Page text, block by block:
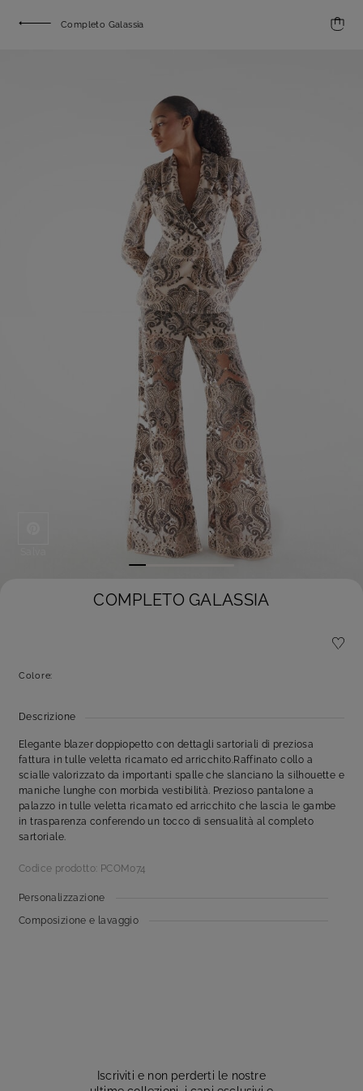
Completo Galassia
COMPLETO GALASSIA
Colore:
Descrizione
Elegante blazer doppiopetto con dettagli sartoriali di preziosa
fattura in tulle veletta ricamato ed arricchito.Raffinato collo a
scialle valorizzato da importanti spalle che slanciano la silhouette e
maniche lunghe con morbida vestibilità. Prezioso pantalone a
palazzo in tulle veletta ricamato ed arricchito che lascia le gambe
in trasparenza conferendo un tocco di sensualità al completo
sartoriale.
Codice prodotto: PCOM074
Personalizzazione
Composizione e lavaggio
Iscriviti e non perderti le nostre